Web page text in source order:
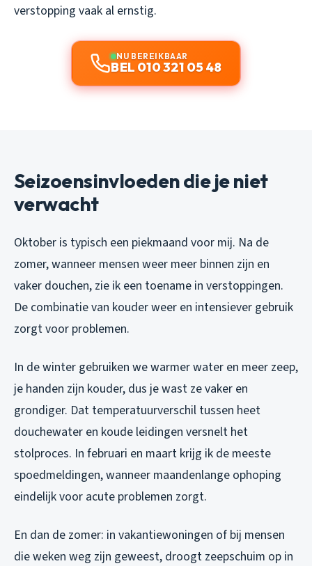
verstopping vaak al ernstig.
NU BEREIKBAAR
BEL 010 321 05 48
Seizoensinvloeden die je niet
verwacht
Oktober is typisch een piekmaand voor mij. Na de
zomer, wanneer mensen weer meer binnen zijn en
vaker douchen, zie ik een toename in verstoppingen.
De combinatie van kouder weer en intensiever gebruik
zorgt voor problemen.
In de winter gebruiken we warmer water en meer zeep,
je handen zijn kouder, dus je wast ze vaker en
grondiger. Dat temperatuurverschil tussen heet
douchewater en koude leidingen versnelt het
stolproces. In februari en maart krijg ik de meeste
spoedmeldingen, wanneer maandenlange ophoping
eindelijk voor acute problemen zorgt.
En dan de zomer: in vakantiewoningen of bij mensen
die weken weg zijn geweest, droogt zeepschuim op in